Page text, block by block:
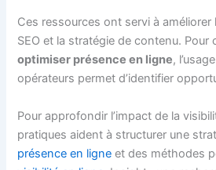
Ces ressources ont servi à
SEO et la stratégie de contenu. Pour
optimiser présence en ligne,
opérateurs permet d’identifier
Pour approfondir l’impact de la
pratiques aident à structurer une
présence en ligne et des méthodes